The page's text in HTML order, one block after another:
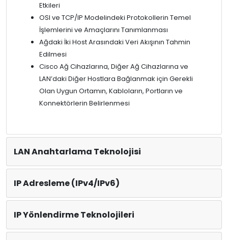
Etkileri
OSI ve TCP/IP Modelindeki Protokollerin Temel
İşlemlerini ve Amaçlarını Tanımlanması
Ağdaki İki Host Arasındaki Veri Akışının Tahmin
Edilmesi
Cisco Ağ Cihazlarına, Diğer Ağ Cihazlarına ve
LAN’daki Diğer Hostlara Bağlanmak için Gerekli
Olan Uygun Ortamın, Kabloların, Portların ve
Konnektörlerin Belirlenmesi
LAN Anahtarlama Teknolojisi
IP Adresleme (IPv4/IPv6)
IP Yönlendirme Teknolojileri